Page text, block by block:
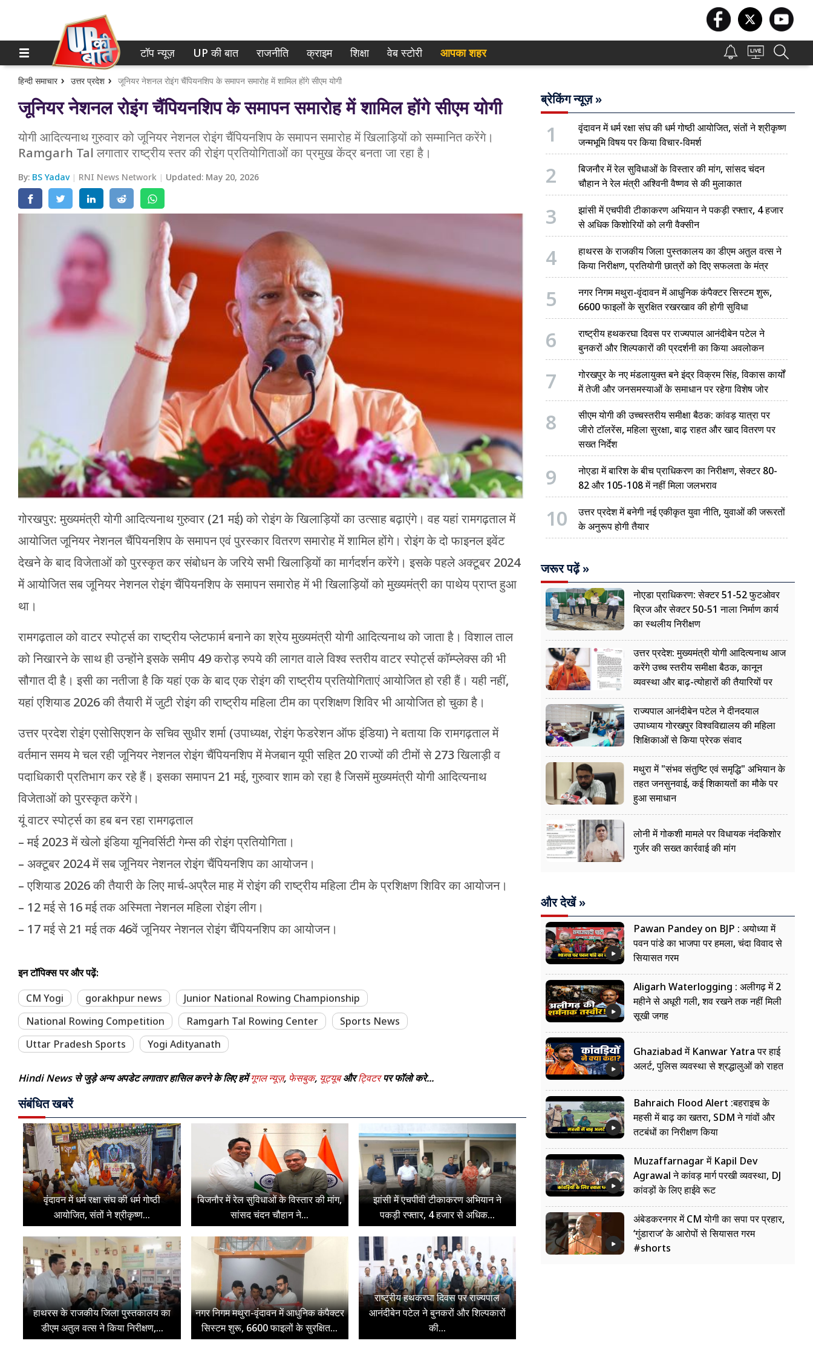
होम
टॉप न्यूज़
UP की बात
राजनीति
शिक्षा
टॉप न्यूज़ UP की बात राजनीति क्राइम शिक्षा वेब स्टोरी आपका शहर
हिन्दी समाचार उत्तर प्रदेश जूनियर नेशनल रोइंग चैंपियनशिप के समापन समारोह में शामिल होंगे सीएम योगी
जूनियर नेशनल रोइंग चैंपियनशिप के समापन समारोह में शामिल होंगे सीएम योगी
योगी आदित्यनाथ गुरुवार को जूनियर नेशनल रोइंग चैंपियनशिप के समापन समारोह में खिलाड़ियों को सम्मानित करेंगे।
Ramgarh Tal लगातार राष्ट्रीय स्तर की रोइंग प्रतियोगिताओं का प्रमुख केंद्र बनता जा रहा है।
By: BS Yadav RNI News Network Updated: May 20, 2026
गोरखपुर: मुख्यमंत्री योगी आदित्यनाथ गुरुवार (21 मई) को रोइंग के खिलाड़ियों का उत्साह बढ़ाएंगे। वह यहां रामगढ़ताल में
आयोजित जूनियर नेशनल चैंपियनशिप के समापन एवं पुरस्कार वितरण समारोह में शामिल होंगे। रोइंग के दो फाइनल इवेंट
देखने के बाद विजेताओं को पुरस्कृत कर संबोधन के जरिये सभी खिलाड़ियों का मार्गदर्शन करेंगे। इसके पहले अक्टूबर 2024
में आयोजित सब जूनियर नेशनल रोइंग चैंपियनशिप के समापन समारोह में भी खिलाड़ियों को मुख्यमंत्री का पाथेय प्राप्त हुआ
था।
रामगढ़ताल को वाटर स्पोर्ट्स का राष्ट्रीय प्लेटफार्म बनाने का श्रेय मुख्यमंत्री योगी आदित्यनाथ को जाता है। विशाल ताल
को निखारने के साथ ही उन्होंने इसके समीप 49 करोड़ रुपये की लागत वाले विश्व स्तरीय वाटर स्पोर्ट्स कॉम्प्लेक्स की भी
सौगात दी है। इसी का नतीजा है कि यहां एक के बाद एक रोइंग की राष्ट्रीय प्रतियोगिताएं आयोजित हो रही हैं। यही नहीं,
यहां एशियाड 2026 की तैयारी में जुटी रोइंग की राष्ट्रीय महिला टीम का प्रशिक्षण शिविर भी आयोजित हो चुका है।
उत्तर प्रदेश रोइंग एसोसिएशन के सचिव सुधीर शर्मा (उपाध्यक्ष, रोइंग फेडरेशन ऑफ इंडिया) ने बताया कि रामगढ़ताल में
वर्तमान समय मे चल रही जूनियर नेशनल रोइंग चैंपियनशिप में मेजबान यूपी सहित 20 राज्यों की टीमों से 273 खिलाड़ी व
पदाधिकारी प्रतिभाग कर रहे हैं। इसका समापन 21 मई, गुरुवार शाम को रहा है जिसमें मुख्यमंत्री योगी आदित्यनाथ
विजेताओं को पुरस्कृत करेंगे।
यूं वाटर स्पोर्ट्स का हब बन रहा रामगढ़ताल
– मई 2023 में खेलो इंडिया यूनिवर्सिटी गेम्स की रोइंग प्रतियोगिता।
– अक्टूबर 2024 में सब जूनियर नेशनल रोइंग चैंपियनशिप का आयोजन।
– एशियाड 2026 की तैयारी के लिए मार्च-अप्रैल माह में रोइंग की राष्ट्रीय महिला टीम के प्रशिक्षण शिविर का आयोजन।
– 12 मई से 16 मई तक अस्मिता नेशनल महिला रोइंग लीग।
– 17 मई से 21 मई तक 46वें जूनियर नेशनल रोइंग चैंपियनशिप का आयोजन।
इन टॉपिक्स पर और पढ़ें:
CM Yogi
gorakhpur news
Junior National Rowing Championship
National Rowing Competition
Ramgarh Tal Rowing Center
Sports News
Uttar Pradesh Sports
Yogi Adityanath
Hindi News से जुड़े अन्य अपडेट लगातार हासिल करने के लिए हमेंगूगल न्यूज़, फेसबुक, यूट्यूबऔरट्विटरपर फॉलो करे...
संबंधित खबरें
वृंदावन में धर्म रक्षा संघ की धर्म गोष्ठी
आयोजित, संतों ने श्रीकृष्ण...
बिजनौर में रेल सुविधाओं के विस्तार की मांग,
सांसद चंदन चौहान ने...
झांसी में एचपीवी टीकाकरण अभियान ने
पकड़ी रफ्तार, 4 हजार से अधिक...
हाथरस के राजकीय जिला पुस्तकालय का
डीएम अतुल वत्स ने किया निरीक्षण,...
नगर निगम मथुरा-वृंदावन में आधुनिक कंपैक्टर
सिस्टम शुरू, 6600 फाइलों के सुरक्षित...
राष्ट्रीय हथकरघा दिवस पर राज्यपाल
आनंदीबेन पटेल ने बुनकरों और शिल्पकारों
की...
ब्रेकिंग न्यूज़ »
1
वृंदावन में धर्म रक्षा संघ की धर्म गोष्ठी आयोजित, संतों ने श्रीकृष्ण
जन्मभूमि विषय पर किया विचार-विमर्श
2
बिजनौर में रेल सुविधाओं के विस्तार की मांग, सांसद चंदन
चौहान ने रेल मंत्री अश्विनी वैष्णव से की मुलाकात
3
झांसी में एचपीवी टीकाकरण अभियान ने पकड़ी रफ्तार, 4 हजार
से अधिक किशोरियों को लगी वैक्सीन
4
हाथरस के राजकीय जिला पुस्तकालय का डीएम अतुल वत्स ने
किया निरीक्षण, प्रतियोगी छात्रों को दिए सफलता के मंत्र
5
नगर निगम मथुरा-वृंदावन में आधुनिक कंपैक्टर सिस्टम शुरू,
6600 फाइलों के सुरक्षित रखरखाव की होगी सुविधा
6
राष्ट्रीय हथकरघा दिवस पर राज्यपाल आनंदीबेन पटेल ने
बुनकरों और शिल्पकारों की प्रदर्शनी का किया अवलोकन
7
गोरखपुर के नए मंडलायुक्त बने इंद्र विक्रम सिंह, विकास कार्यों
में तेजी और जनसमस्याओं के समाधान पर रहेगा विशेष जोर
8
सीएम योगी की उच्चस्तरीय समीक्षा बैठक: कांवड़ यात्रा पर
जीरो टॉलरेंस, महिला सुरक्षा, बाढ़ राहत और खाद वितरण पर
सख्त निर्देश
9
नोएडा में बारिश के बीच प्राधिकरण का निरीक्षण, सेक्टर 80-
82 और 105-108 में नहीं मिला जलभराव
10
उत्तर प्रदेश में बनेगी नई एकीकृत युवा नीति, युवाओं की जरूरतों
के अनुरूप होगी तैयार
जरूर पढ़ें »
नोएडा प्राधिकरण: सेक्टर 51-52 फुटओवर
ब्रिज और सेक्टर 50-51 नाला निर्माण कार्य
का स्थलीय निरीक्षण
उत्तर प्रदेश: मुख्यमंत्री योगी आदित्यनाथ आज
करेंगे उच्च स्तरीय समीक्षा बैठक, कानून
व्यवस्था और बाढ़-त्योहारों की तैयारियों पर
नजर
राज्यपाल आनंदीबेन पटेल ने दीनदयाल
उपाध्याय गोरखपुर विश्वविद्यालय की महिला
शिक्षिकाओं से किया प्रेरक संवाद
मथुरा में "संभव संतुष्टि एवं समृद्धि" अभियान के
तहत जनसुनवाई, कई शिकायतों का मौके पर
हुआ समाधान
लोनी में गोकशी मामले पर विधायक नंदकिशोर
गुर्जर की सख्त कार्रवाई की मांग
और देखें »
Pawan Pandey on BJP : अयोध्या में
पवन पांडे का भाजपा पर हमला, चंदा विवाद से
सियासत गरम
Aligarh Waterlogging : अलीगढ़ में 2
महीने से अधूरी गली, शव रखने तक नहीं मिली
सूखी जगह
Ghaziabad में Kanwar Yatra पर हाई
अलर्ट, पुलिस व्यवस्था से श्रद्धालुओं को राहत
Bahraich Flood Alert :बहराइच के
महसी में बाढ़ का खतरा, SDM ने गांवों और
तटबंधों का निरीक्षण किया
Muzaffarnagar में Kapil Dev
Agrawal ने कांवड़ मार्ग परखी व्यवस्था, DJ
कांवड़ों के लिए हाईवे रूट
अंबेडकरनगर में CM योगी का सपा पर प्रहार,
‘गुंडाराज’ के आरोपों से सियासत गरम
#shorts
नोएडा
गाजियाबाद
लखनऊ
कानपुर
वाराणसी
आगरा
अयोध्या